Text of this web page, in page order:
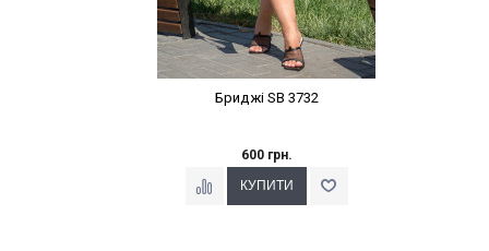
Бриджі SB 3732
600 грн.